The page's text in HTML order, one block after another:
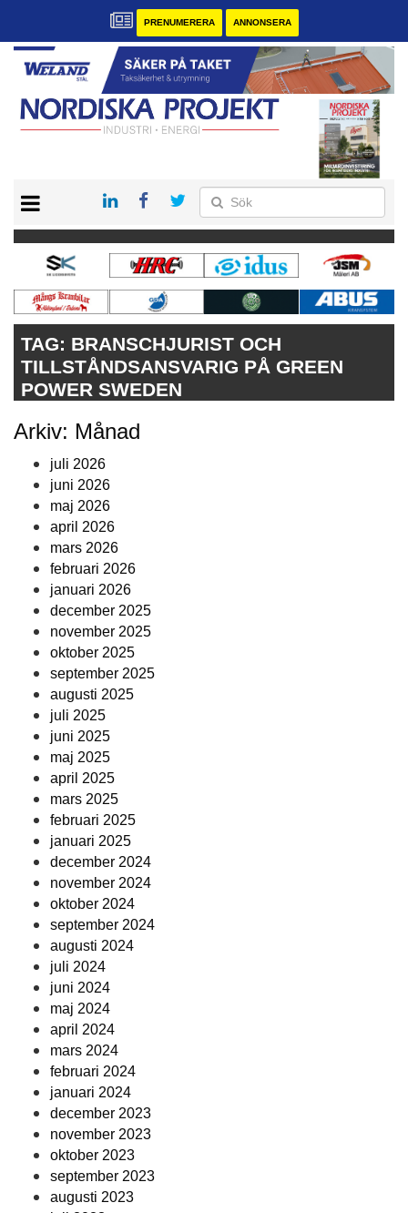
PRENUMERERA ANNONSERA
KONTAKT
VÅRA ANDRA MAGASIN
PRENUMERERA
ANNONSERA
TAG: BRANSCHJURIST OCH
TILLSTÅNDSANSVARIG PÅ GREEN
POWER SWEDEN
Arkiv: Månad
juli 2026
juni 2026
maj 2026
april 2026
mars 2026
februari 2026
januari 2026
december 2025
november 2025
oktober 2025
september 2025
augusti 2025
juli 2025
juni 2025
maj 2025
april 2025
mars 2025
februari 2025
januari 2025
december 2024
november 2024
oktober 2024
september 2024
augusti 2024
juli 2024
juni 2024
maj 2024
april 2024
mars 2024
februari 2024
januari 2024
december 2023
november 2023
oktober 2023
september 2023
augusti 2023